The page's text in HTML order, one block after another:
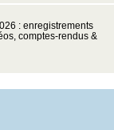
: enregistrements
comptes-rendus &